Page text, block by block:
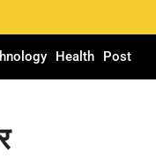
Health Post